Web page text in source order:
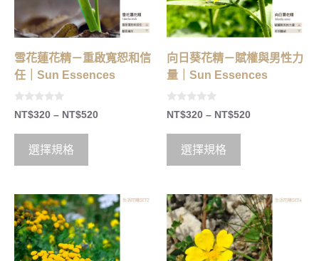
雪花蓮花精－重啟寬恕和信
任｜Sun Essences
0
o
5
NT$320 – NT$520
選擇規格
向日葵花精－賦權與男性力
量｜Sun Essences
0
o
5
NT$320 – NT$520
選擇規格